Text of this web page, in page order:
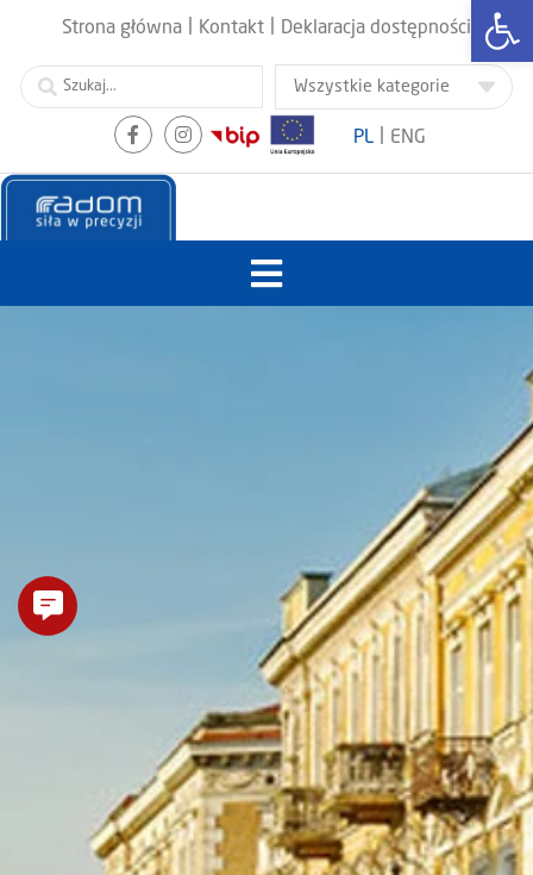
Strona główna Kontakt Deklaracja dostępności
PL ENG